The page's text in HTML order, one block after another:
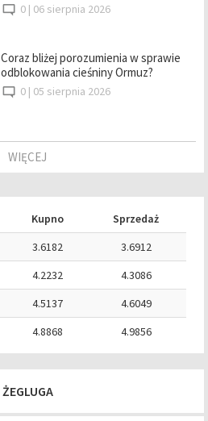
0 | 06 sierpnia 2026
Coraz bliżej porozumienia w sprawie
odblokowania cieśniny Ormuz?
0 | 05 sierpnia 2026
WIĘCEJ
Kupno
Sprzedaż
3.6182
3.6912
4.2232
4.3086
4.5137
4.6049
4.8868 4.9856
ŻEGLUGA